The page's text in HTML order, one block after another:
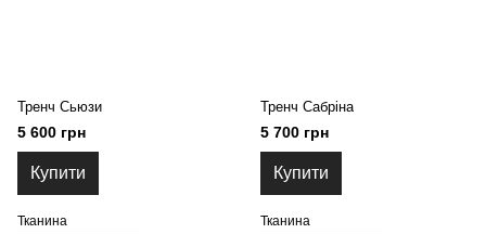
Тренч Сьюзи
5 600 грн
Купити
Тканина
Тренч Сабріна
5 700 грн
Купити
Тканина